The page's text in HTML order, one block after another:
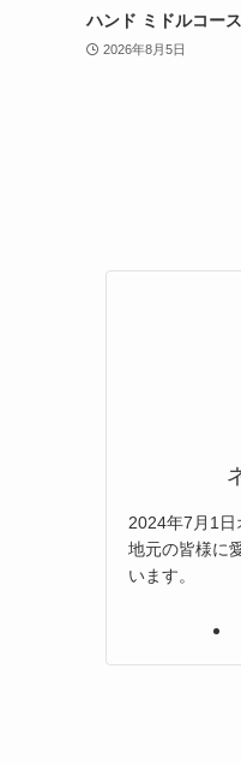
ハンド ミドルコース
2026年8月5日
2024年7月1日
地元の皆様に
います。